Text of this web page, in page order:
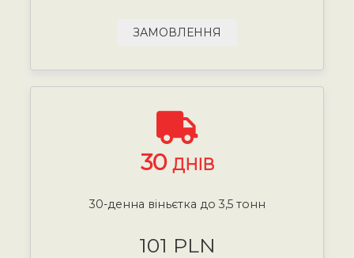
ЗАМОВЛЕННЯ
30 ДНІВ
30-денна віньєтка до 3,5 тонн
101 PLN